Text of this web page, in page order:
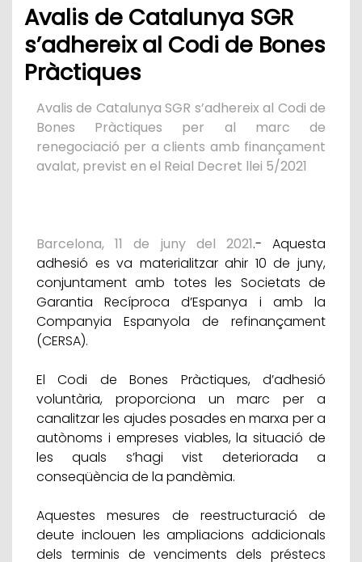
Avalis de Catalunya SGR
s’adhereix al Codi de Bones
Pràctiques
Avalis de Catalunya SGR s’adhereix al Codi de
Bones Pràctiques per al marc de
renegociació per a clients amb finançament
avalat, previst en el Reial Decret llei 5/2021
Barcelona, 11 de juny del 2021.- Aquesta
adhesió es va materialitzar ahir 10 de juny,
conjuntament amb totes les Societats de
Garantia Recíproca d’Espanya i amb la
Companyia Espanyola de refinançament
(CERSA).
El Codi de Bones Pràctiques, d’adhesió
voluntària, proporciona un marc per a
canalitzar les ajudes posades en marxa per a
autònoms i empreses viables, la situació de
les quals s’hagi vist deteriorada a
conseqüència de la pandèmia.
Aquestes mesures de reestructuració de
deute inclouen les ampliacions addicionals
dels terminis de venciments dels préstecs